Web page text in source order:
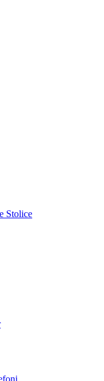
Stolice